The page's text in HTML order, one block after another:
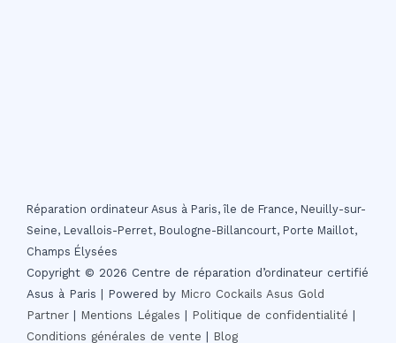
Réparation ordinateur Asus à Paris, île de France, Neuilly-sur-
Seine, Levallois-Perret, Boulogne-Billancourt, Porte Maillot,
Champs Élysées
Copyright © 2026 Centre de réparation d’ordinateur certifié
Asus à Paris | Powered by Micro Cockails Asus Gold
Partner
Mentions Légales Politique de confidentialité
Conditions générales de vente
Blog